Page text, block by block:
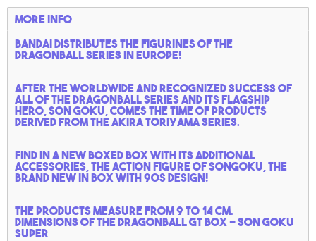
More info
Bandai distributes the figurines of the
Dragonball series in Europe!
After the worldwide and recognized success of
all of the Dragonball series and its flagship
hero, Son Goku, comes the time of products
derived from the Akira Toriyama series.
Find in a new boxed box with its additional
accessories, the action figure of Songoku, the
brand new in box with 90s design!
The products measure from 9 to 14 cm.
Dimensions of the Dragonball GT box - Son Goku
super